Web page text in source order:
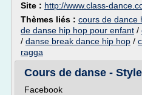
Site : http://www.class-
Thèmes liés : cours de dance
de danse hip hop pour enfant /
/ danse break dance hip hop /
ragga
Cours de danse -
Facebook